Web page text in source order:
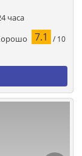
часа
7.1 / 10